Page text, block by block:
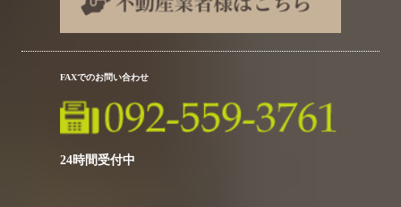
FAXでのお問い合わせ
24時間受付中